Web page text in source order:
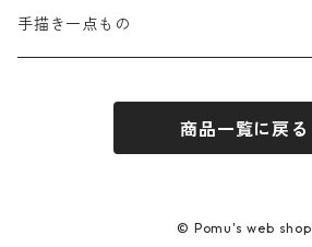
冬
手描き一点もの
手描きウォールポケット
商品一覧に戻る
© Pomu's web shop